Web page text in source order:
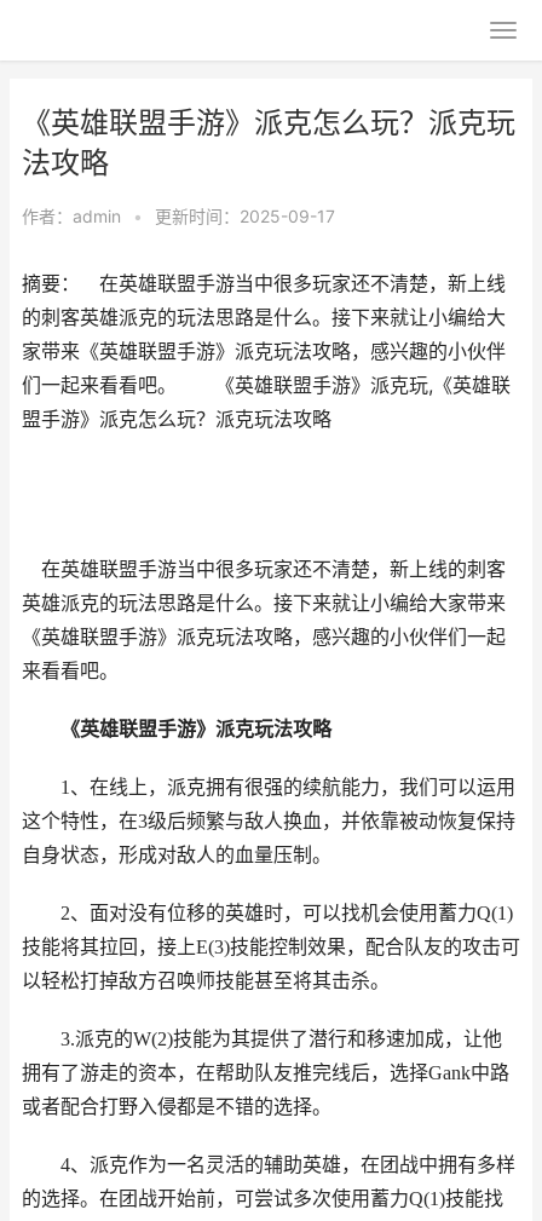
《英雄联盟手游》派克怎么玩？派克玩
法攻略
作者： admin • 更新时间：2025-09-17
摘要： 在英雄联盟手游当中很多玩家还不清楚，新上线
的刺客英雄派克的玩法思路是什么。接下来就让小编给大
家带来《英雄联盟手游》派克玩法攻略，感兴趣的小伙伴
们一起来看看吧。 《英雄联盟手游》派克玩,《英雄联
盟手游》派克怎么玩？派克玩法攻略
在英雄联盟手游当中很多玩家还不清楚，新上线的刺客
英雄派克的玩法思路是什么。接下来就让小编给大家带来
《英雄联盟手游》派克玩法攻略，感兴趣的小伙伴们一起
来看看吧。
《英雄联盟手游》派克玩法攻略
1、在线上，派克拥有很强的续航能力，我们可以运用
这个特性，在3级后频繁与敌人换血，并依靠被动恢复保持
自身状态，形成对敌人的血量压制。
2、面对没有位移的英雄时，可以找机会使用蓄力Q(1)
技能将其拉回，接上E(3)技能控制效果，配合队友的攻击可
以轻松打掉敌方召唤师技能甚至将其击杀。
3.派克的W(2)技能为其提供了潜行和移速加成，让他
拥有了游走的资本，在帮助队友推完线后，选择Gank中路
或者配合打野入侵都是不错的选择。
4、派克作为一名灵活的辅助英雄，在团战中拥有多样
的选择。在团战开始前，可尝试多次使用蓄力Q(1)技能找